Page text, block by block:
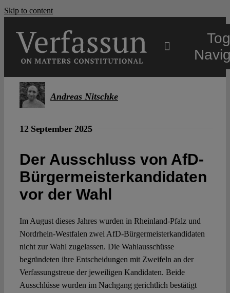
Skip to content
Open Access
Authors
Spotlight
Andreas Nitschke
12 September 2025
Der Ausschluss von AfD-
Bürgermeisterkandidaten
vor der Wahl
Im August dieses Jahres wurden in Rheinland-Pfalz und
Nordrhein-Westfalen zwei AfD-Bürgermeisterkandidaten
nicht zur Wahl zugelassen. Die Wahlausschüsse
begründeten ihre Entscheidungen mit Zweifeln an der
Verfassungstreue der jeweiligen Kandidaten. Beide
Ausschlüsse wurden im Nachgang gerichtlich bestätigt